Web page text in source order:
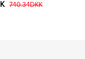
740.34DKK